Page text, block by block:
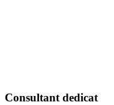
Consultant dedicat